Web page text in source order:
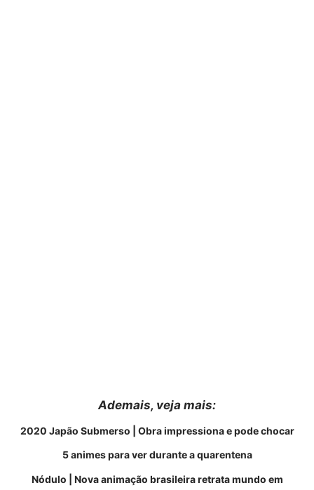
Ademais, veja mais:
2020 Japão Submerso | Obra impressiona e pode chocar
5 animes para ver durante a quarentena
Nódulo | Nova animação brasileira retrata mundo em